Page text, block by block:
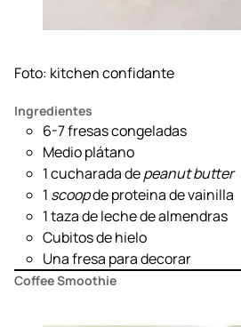
Foto: kitchen confidante
Ingredientes
6-7 fresas congeladas
Medio plátano
1 cucharada depeanut butter
1 scoopde proteina de vainilla
1 taza de leche de almendras
Cubitos de hielo
Una fresa para decorar
Coffee Smoothie